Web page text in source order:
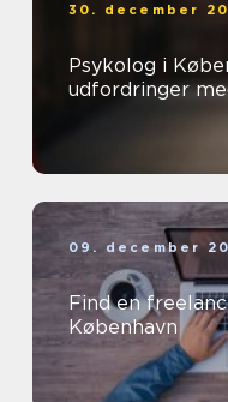
30. december
Psykolog i
udfordringer
09. december
Find en
København